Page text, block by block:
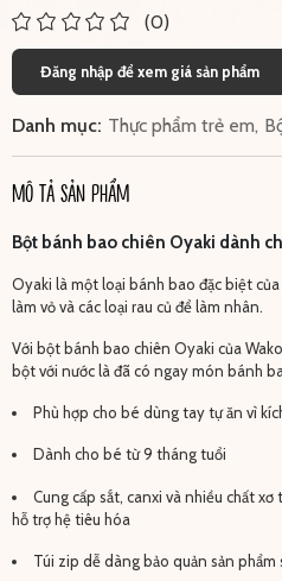
(0)
Đăng nhập để xem giá sản phẩm
Danh mục: Thực phẩm trẻ em,
MÔ TẢ SẢN PHẨM
Bột bánh bao chiên Oyaki dành
Oyaki là một loại bánh bao đặc biệt
làm vỏ và các loại rau củ để làm nhân.
Với bột bánh bao chiên Oyaki của
bột với nước là đã có ngay món bánh
Phù hợp cho bé dùng tay tự ăn vì
Dành cho bé từ 9 tháng tuổi
Cung cấp sắt, canxi và nhiều chất
hỗ trợ hệ tiêu hóa
Túi zip dễ dàng bảo quản sản phẩm